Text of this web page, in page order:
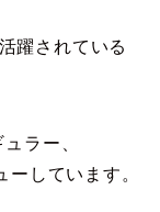
躍されている
ラー、
しています。